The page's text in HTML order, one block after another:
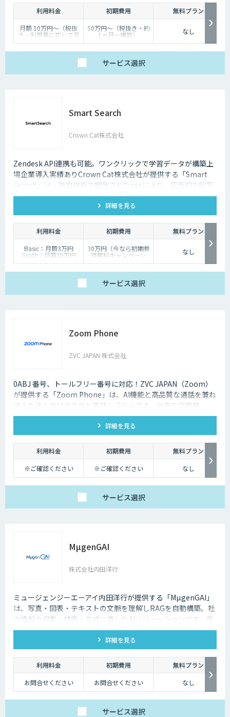
利用料金 初期費用
無料プラン
月額 10万円〜（税抜
き・利用量に応じて見
積り）
50万円〜（税抜き・約
1ヶ月〜構築） なし
サービス選択
Smart Search
Crown Cat株式会社
Zendesk API連携も可能。ワンクリックで学習データが構築上
場企業導入実績ありCrown Cat株式会社が提供する「Smart
Search」は、独自技術で開発されたragにより、圧倒的な回答
精度を誇るAIチャットボットです。また回答精度が悪い時は管
理画面から簡単にご自身でチューニングができる、簡単でかつ
高精度な特徴があります。
詳細を見る
利用料金 初期費用
無料プラン
Basic：月額3万円
Groth：月額10万円
Enterprise：月額20万
30万円（今なら初期費
用無料キャンペーン
中）
なし
サービス選択
Zoom Phone
ZVC JAPAN 株式会社
0ABJ 番号、トールフリー番号に対応！ZVC JAPAN（Zoom）
が提供する「Zoom Phone」は、AI機能と高品質な通話を兼ね
備えた法人向けクラウド電話システムです。従来の交換機
（PBX）を必要としないため、導入や運用にかかるコストを大
詳細を見る
利用料金 初期費用
無料プラン
※ご確認ください
※ご確認ください なし
サービス選択
MµgenGAI
株式会社内田洋行
ミュージェンジーエーアイ内田洋行が提供する「MµgenGAI」
は、写真・図表・テキストの文脈を理解しRAGを自動構築。社
内情報の収集・検索・生成に適したAIソリューションです。業
種を問わず業務効率とナレッジ活用を支援します。
詳細を見る
利用料金 初期費用
無料プラン
お問合せください
お問合せください なし
サービス選択